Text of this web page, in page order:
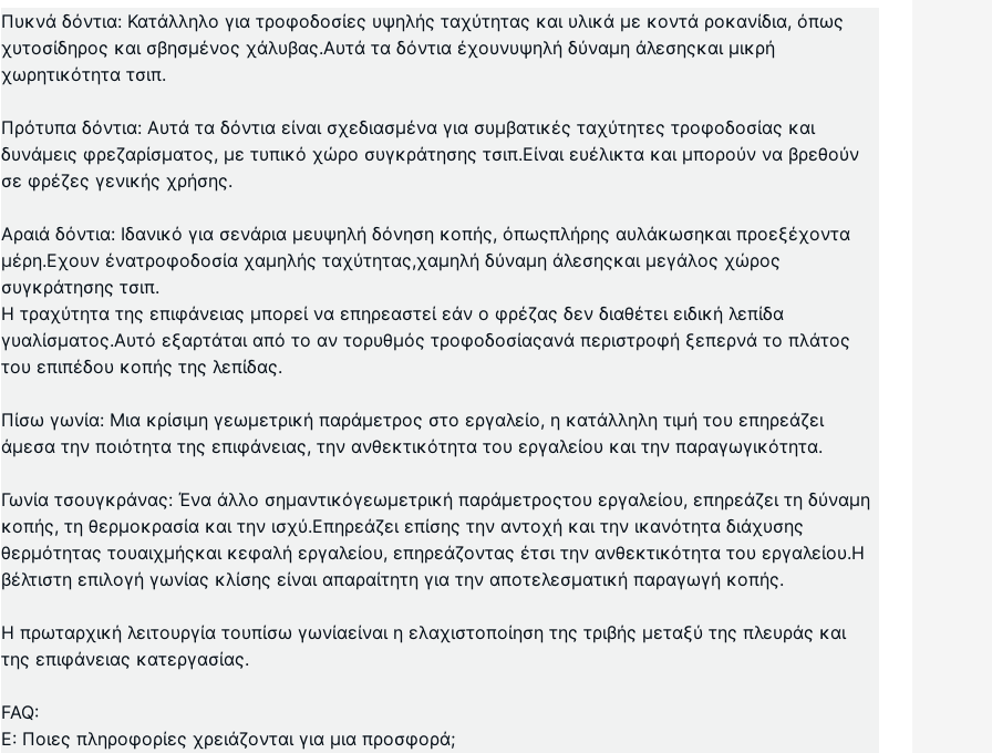
Πυκνά δόντια: Κατάλληλο για τροφοδοσίες υψηλής ταχύτητας και υλικά με κοντά ροκανίδια, όπως
χυτοσίδηρος και σβησμένος χάλυβας.Αυτά τα δόντια έχουνυψηλή δύναμη άλεσηςκαι μικρή
χωρητικότητα τσιπ.
Πρότυπα δόντια: Αυτά τα δόντια είναι σχεδιασμένα για συμβατικές ταχύτητες τροφοδοσίας και
δυνάμεις φρεζαρίσματος, με τυπικό χώρο συγκράτησης τσιπ.Είναι ευέλικτα και μπορούν να βρεθούν
σε φρέζες γενικής χρήσης.
Αραιά δόντια: Ιδανικό για σενάρια μευψηλή δόνηση κοπής, όπωςπλήρης αυλάκωσηκαι προεξέχοντα
μέρη.Εχουν ένατροφοδοσία χαμηλής ταχύτητας,χαμηλή δύναμη άλεσηςκαι μεγάλος χώρος
συγκράτησης τσιπ.
Η τραχύτητα της επιφάνειας μπορεί να επηρεαστεί εάν ο φρέζας δεν διαθέτει ειδική λεπίδα
γυαλίσματος.Αυτό εξαρτάται από το αν τορυθμός τροφοδοσίαςανά περιστροφή ξεπερνά το πλάτος
του επιπέδου κοπής της λεπίδας.
Πίσω γωνία: Μια κρίσιμη γεωμετρική παράμετρος στο εργαλείο, η κατάλληλη τιμή του επηρεάζει
άμεσα την ποιότητα της επιφάνειας, την ανθεκτικότητα του εργαλείου και την παραγωγικότητα.
Γωνία τσουγκράνας: Ένα άλλο σημαντικόγεωμετρική παράμετροςτου εργαλείου, επηρεάζει τη δύναμη
κοπής, τη θερμοκρασία και την ισχύ.Επηρεάζει επίσης την αντοχή και την ικανότητα διάχυσης
θερμότητας τουαιχμήςκαι κεφαλή εργαλείου, επηρεάζοντας έτσι την ανθεκτικότητα του εργαλείου.Η
βέλτιστη επιλογή γωνίας κλίσης είναι απαραίτητη για την αποτελεσματική παραγωγή κοπής.
Η πρωταρχική λειτουργία τουπίσω γωνίαείναι η ελαχιστοποίηση της τριβής μεταξύ της πλευράς και
της επιφάνειας κατεργασίας.
FAQ:
Ε: Ποιες πληροφορίες χρειάζονται για μια προσφορά;